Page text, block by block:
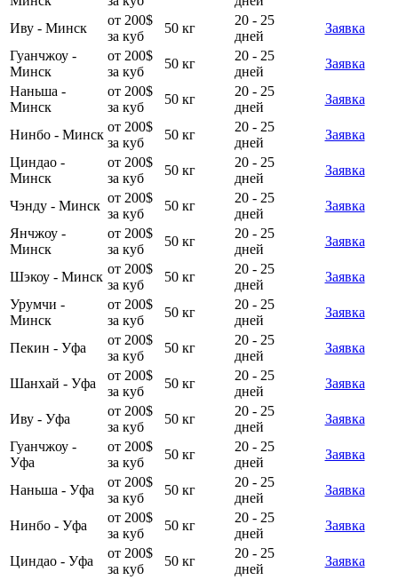
Иву - Минск
от 200$
за куб
50 кг
20 - 25
дней
Заявка
Гуанчжоу -
Минск
от 200$
за куб
50 кг
20 - 25
дней
Заявка
Наньша -
Минск
от 200$
за куб
50 кг
20 - 25
дней
Заявка
Нинбо - Минск
от 200$
за куб
50 кг
20 - 25
дней
Заявка
Циндао -
Минск
от 200$
за куб
50 кг
20 - 25
дней
Заявка
Чэнду - Минск
от 200$
за куб
50 кг
20 - 25
дней
Заявка
Янчжоу -
Минск
от 200$
за куб
50 кг
20 - 25
дней
Заявка
Шэкоу - Минск
от 200$
за куб
50 кг
20 - 25
дней
Заявка
Урумчи -
Минск
от 200$
за куб
50 кг
20 - 25
дней
Заявка
Пекин - Уфа
от 200$
за куб
50 кг
20 - 25
дней
Заявка
Шанхай - Уфа
от 200$
за куб
50 кг
20 - 25
дней
Заявка
Иву - Уфа
от 200$
за куб
50 кг
20 - 25
дней
Заявка
Гуанчжоу -
Уфа
от 200$
за куб
50 кг
20 - 25
дней
Заявка
Наньша - Уфа
от 200$
за куб
50 кг
20 - 25
дней
Заявка
Нинбо - Уфа
от 200$
за куб
50 кг
20 - 25
дней
Заявка
Циндао - Уфа
от 200$
за куб
50 кг
20 - 25
дней
Заявка